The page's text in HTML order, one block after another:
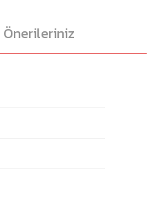
Önerileriniz